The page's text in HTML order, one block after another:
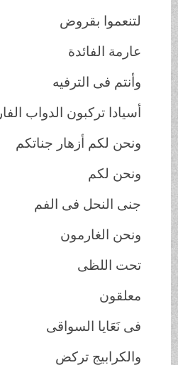
لتنعموا بقروض
عارمة الفائدة
وأنتم فى الترفيه
أسيادا تركبون الدواب الفارهة
ونحن لكم أزهار جناتكم
ونحن لكم
جنى النحل فى الفم
ونحن الغارمون
تحت اللظى
معلقون
فى نَعَايا السواقى
والكرابيج تركض